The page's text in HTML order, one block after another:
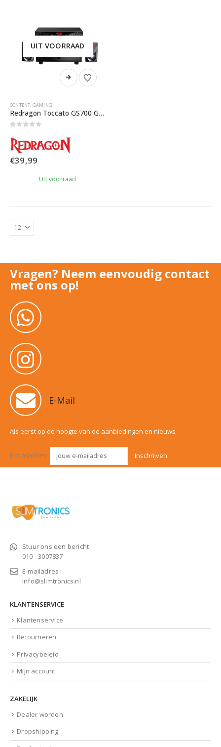
UIT VOORRAAD
CONTENT, GAMING
Redragon Toccato GS700 Gaming Speaker
€39,99
Uit voorraad
Vragen? Neem eenvoudig contact
met ons op!
E-Mail
Als eerst op de hoogte van de aanbiedingen en nieuws
E-mailadres:
Stuur ons een bericht :
010 - 3007837
E-mailadres :
info@slimtronics.nl
KLANTENSERVICE
Klantenservice
Retourneren
Privacybeleid
Mijn account
ZAKELIJK
Dealer worden
Dropshipping